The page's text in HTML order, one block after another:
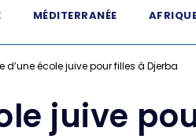
MÉDITERRANÉE
d’une école juive pour filles à Djerba
juive